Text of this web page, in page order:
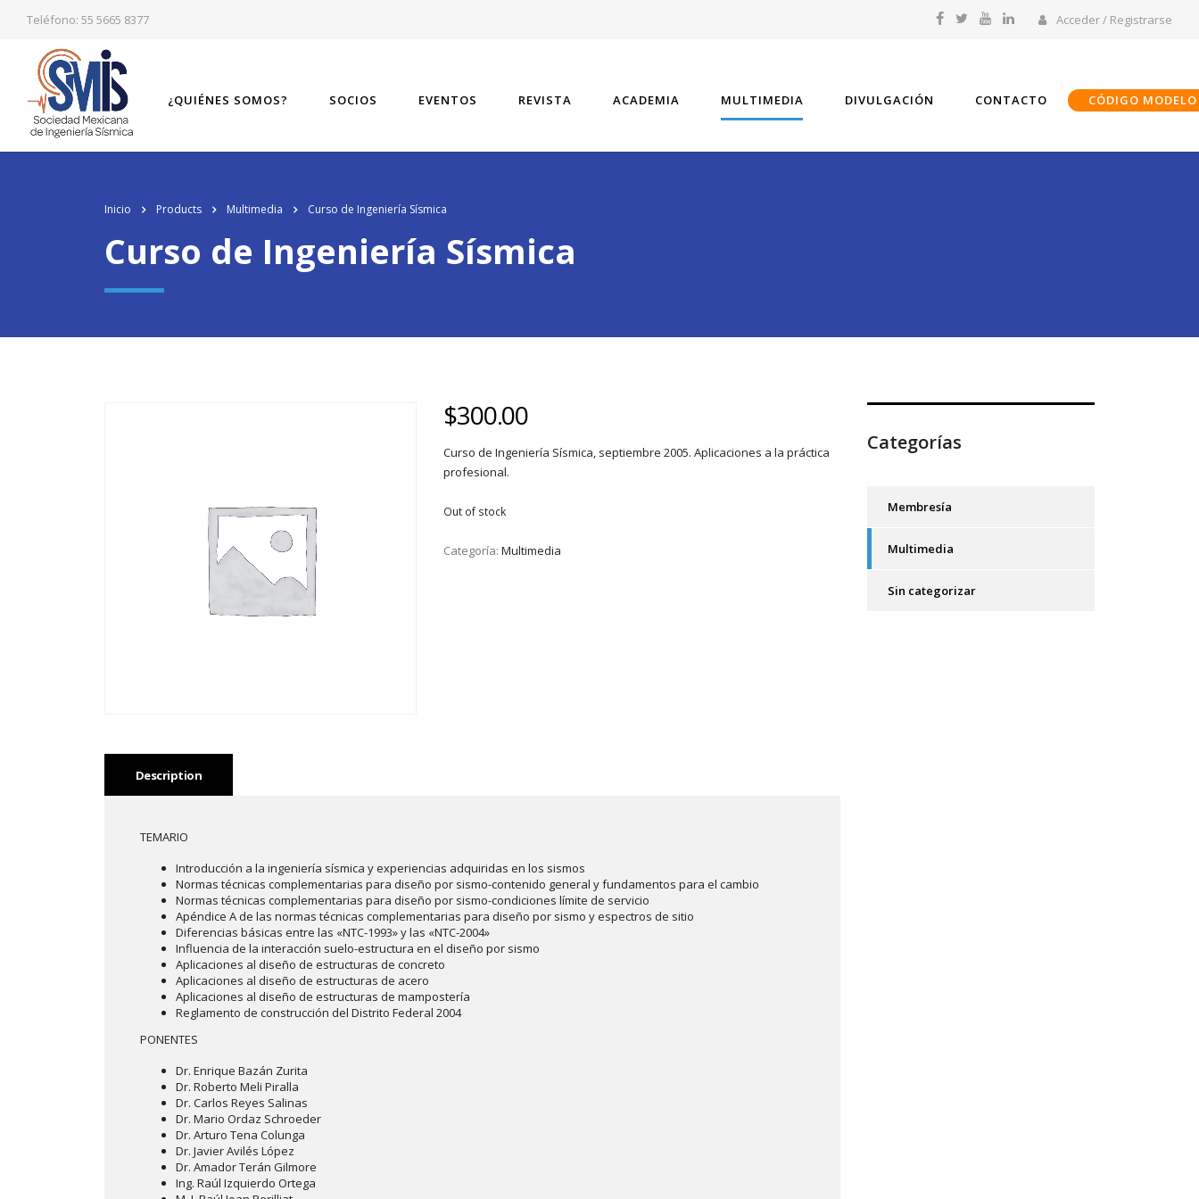
Teléfono: 55 5665 8377 Acceder / Registrarse
¿QUIÉNES SOMOS? SOCIOS EVENTOS REVISTA ACADEMIA MULTIMEDIA DIVULGACIÓN CONTACTO CÓDIGO MODELO
Inicio Products Multimedia Curso de Ingeniería Sísmica
Curso de Ingeniería Sísmica
$300.00
Curso de Ingeniería Sísmica, septiembre 2005. Aplicaciones a la práctica
profesional.
Out of stock
Categoría: Multimedia
Description
TEMARIO
Introducción a la ingeniería sísmica y experiencias adquiridas en los sismos
Normas técnicas complementarias para diseño por sismo-contenido general y fundamentos para el cambio
Normas técnicas complementarias para diseño por sismo-condiciones límite de servicio
Apéndice A de las normas técnicas complementarias para diseño por sismo y espectros de sitio
Diferencias básicas entre las «NTC-1993» y las «NTC-2004»
Influencia de la interacción suelo-estructura en el diseño por sismo
Aplicaciones al diseño de estructuras de concreto
Aplicaciones al diseño de estructuras de acero
Aplicaciones al diseño de estructuras de mampostería
Reglamento de construcción del Distrito Federal 2004
PONENTES
Dr. Enrique Bazán Zurita
Dr. Roberto Meli Piralla
Dr. Carlos Reyes Salinas
Dr. Mario Ordaz Schroeder
Dr. Arturo Tena Colunga
Dr. Javier Avilés López
Dr. Amador Terán Gilmore
Ing. Raúl Izquierdo Ortega
Categorías
Membresía
Multimedia
Sin categorizar